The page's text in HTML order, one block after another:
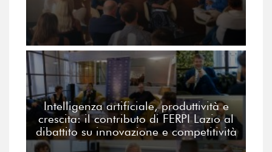
Intelligenza artificiale, produttività e
crescita: il contributo di FERPI Lazio al
dibattito su innovazione e competitività